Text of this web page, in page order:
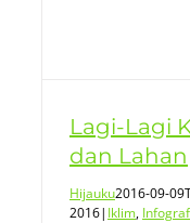
Lagi-Lagi
dan Lahan
Hijauku2016-09-
2016| Iklim,